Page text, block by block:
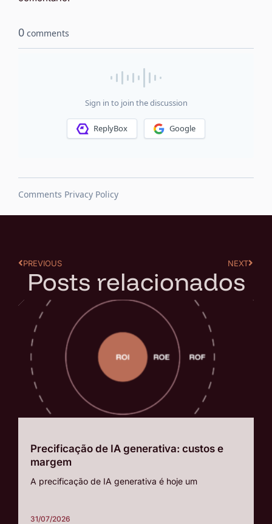
PREVIOUS NEXT
Posts relacionados
Precificação de IA generativa: custos e
margem
A precificação de IA generativa é hoje um
31/07/2026